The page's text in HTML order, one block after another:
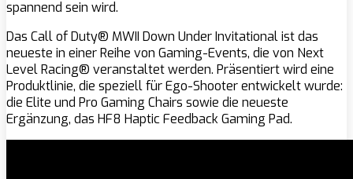
spannend sein wird.
Das Call of Duty® MWII Down Under Invitational ist das
neueste in einer Reihe von Gaming-Events, die von Next
Level Racing® veranstaltet werden. Präsentiert wird eine
Produktlinie, die speziell für Ego-Shooter entwickelt wurde:
die Elite und Pro Gaming Chairs sowie die neueste
Ergänzung, das HF8 Haptic Feedback Gaming Pad.